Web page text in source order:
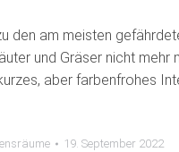
den am meisten
und Gräser nicht mehr
aber farbenfrohes
19. September 2022